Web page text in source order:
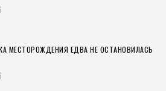
МЕСТОРОЖДЕНИЯ ЕДВА НЕ ОСТАНОВИЛАСЬ